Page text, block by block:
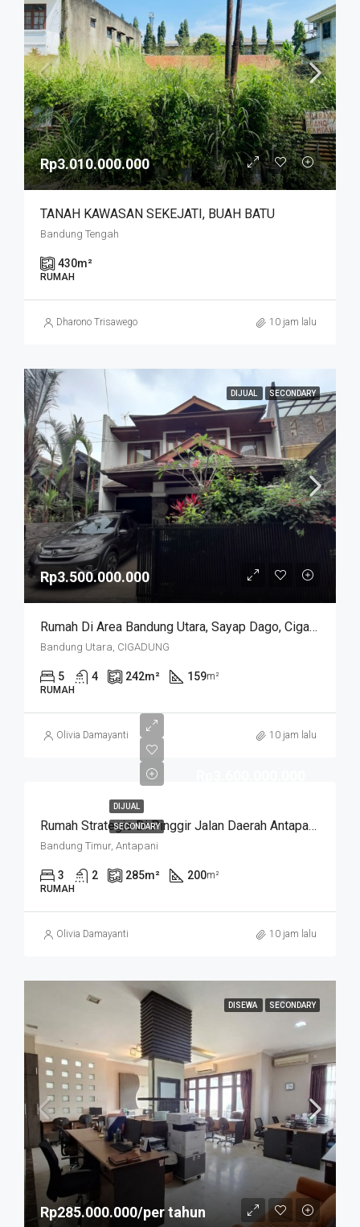
Rp3.010.000.000
TANAH KAWASAN SEKEJATI, BUAH BATU
Bandung Tengah
430m²
RUMAH
Dharono Trisawego 10 jam lalu
DIJUAL SECONDARY
Rp3.500.000.000
Rumah Di Area Bandung Utara, Sayap Dago, Cigadung.
Bandung Utara, CIGADUNG
5 4 242m² 159m²
RUMAH
Olivia Damayanti 10 jam lalu
DIJUAL
SECONDARY Rumah Strategis Di Pinggir Jalan Daerah Antapani . Cocok Untuk Usaha. SUKANEGARA
Bandung Timur, Antapani
3 2 285m² 200m²
RUMAH
Olivia Damayanti 10 jam lalu
DISEWA SECONDARY
Rp285.000.000/per tahun